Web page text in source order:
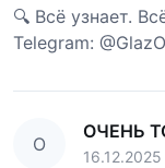
🔍 Всё узнает.
Telegram:
О
ОЧЕНЬ
16.12.2025